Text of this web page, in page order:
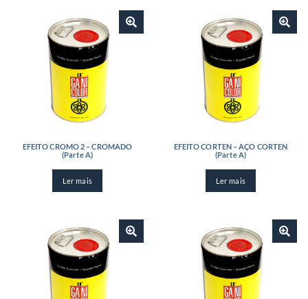
EFEITO CROMO 2 – CROMADO
(Parte A)
Ler mais
EFEITO CORTEN – AÇO CORTEN
(Parte A)
Ler mais